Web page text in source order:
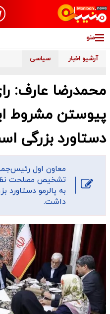
منو
آرشیو اخبار سیاسی
محمدرضا عارف:
پیوستن مشروط
دستاورد بزرگی
معاون اول
تشخیص مصلحت
به پالرمو
داشت.